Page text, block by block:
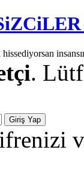
hissediyorsan
.